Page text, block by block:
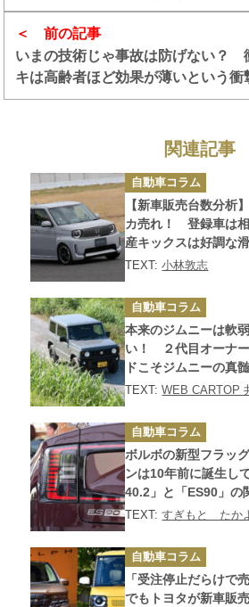
前の記事
いまの技術じゃ事故は防げない？
キは高齢者ほど効果が薄いという衝
価
関連記事
カ
テ
ゴ
リ
ー
自動車コラム
【新車販売台数分析
カ売れ！ 登録車は
産キックスは好調な
TEXT:小林敦志
カ
テ
ゴ
リ
ー
自動車コラム
本来のジムニーは軟
い！ ２代目オーナ
ドこそジムニーの真
TEXT:WEB CARTOP
カ
テ
ゴ
リ
ー
自動車コラム
ボルボの新型フラッ
ンは10年前に誕生
40.2」と「ES90」の
TEXT:すぎもと たか
カ
テ
ゴ
リ
ー
自動車コラム
「受注停止だらけ
でもトヨタが新車販